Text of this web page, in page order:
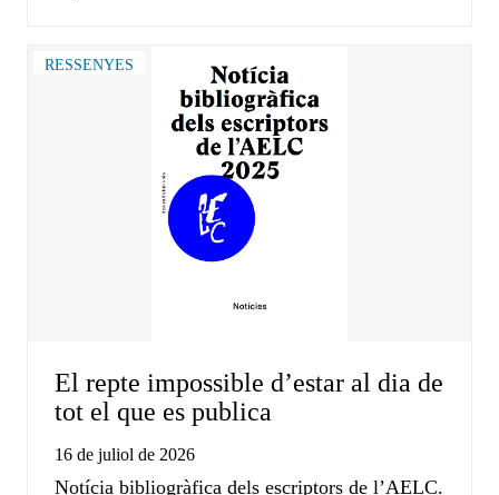
RESSENYES
El repte impossible d’estar al dia de
tot el que es publica
16 de juliol de 2026
Notícia bibliogràfica dels escriptors de l’AELC.